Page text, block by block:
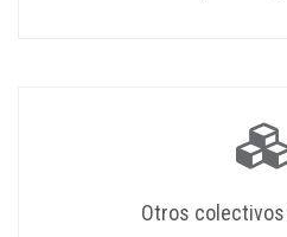
Otros